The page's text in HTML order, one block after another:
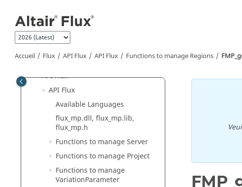
Accueil Flux API Flux API Flux Functions to manage Regions
Co-simulation entre Flux et un
autre logiciel
Contexte métier 3D
API Flux
API Flux
Available Languages
flux_mp.dll, flux_mp.lib,
flux_mp.h
Functions to manage Server
Functions to manage Project
Functions to manage
VariationParameter